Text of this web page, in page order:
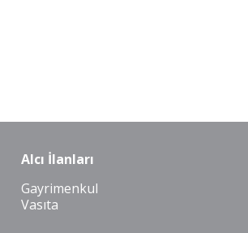
Alcı İlanları
Gayrimenkul
Vasıta